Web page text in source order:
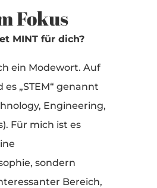
Fokus
MINT für dich?
ein Modewort. Auf
es „STEM“ genannt
Engineering,
Für mich ist es
sondern
Bereich,